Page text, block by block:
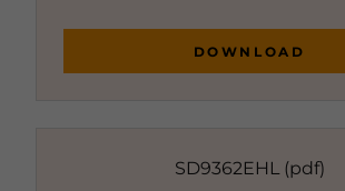
DOWNLOAD
SD9362EHL(pdf)